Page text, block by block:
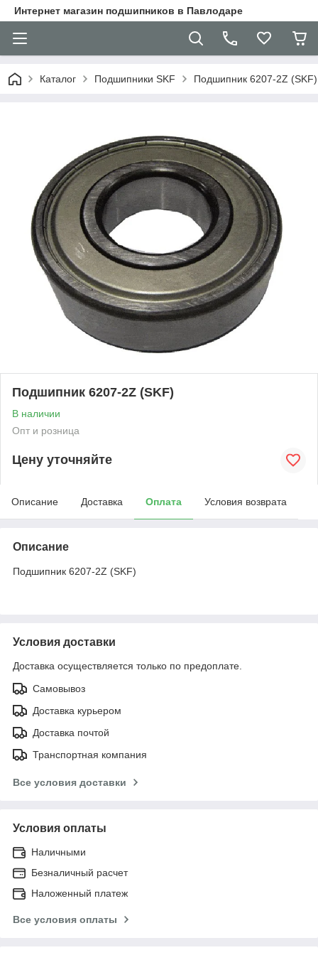
Интернет магазин подшипников в Павлодаре
Каталог Подшипники SKF Подшипник 6207-2Z (SKF)
Подшипник 6207-2Z (SKF)
В наличии
Опт и розница
Цену уточняйте
Описание Доставка Оплата Условия возврата
Описание
Подшипник 6207-2Z (SKF)
Условия доставки
Доставка осуществляется только по предоплате.
Самовывоз
Доставка курьером
Доставка почтой
Транспортная компания
Все условия доставки
Условия оплаты
Наличными
Безналичный расчет
Наложенный платеж
Все условия оплаты